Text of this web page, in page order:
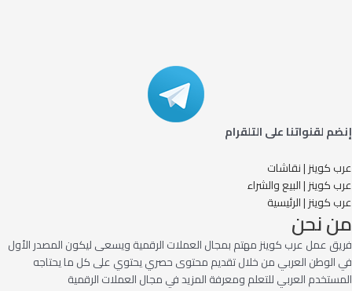
إنضم لقنواتنا على التلقرام
عرب كوينز | نقاشات
عرب كوينز | البيع والشراء
عرب كوينز | الرئيسية
من نحن
فريق عمل عرب كوينز مهتم بمجال العملات الرقمية ويسعى ليكون المصدر الأول
في الوطن العربي من خلال تقديم محتوى حصري يحتوي على كل ما يحتاجه
المستخدم العربي للتعلم ومعرفة المزيد في مجال العملات الرقمية